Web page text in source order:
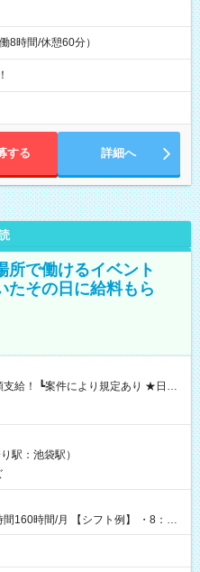
8時間/休憩60分）
する 詳細へ
所で働けるイベント
その日に給料もら
たその日に現金GET♪ お仕事後はコ
せます！ 【試用期間】試
駅：池袋駅）
シフト例】 ・8：00